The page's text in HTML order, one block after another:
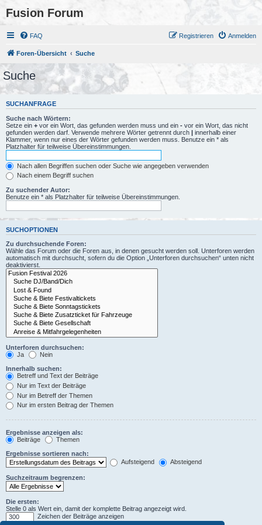
Fusion Forum
FAQ Anmelden
Registrieren
Foren-Übersicht Suche
Suche
SUCHANFRAGE
Suche nach Wörtern:
Setze ein + vor ein Wort, das gefunden werden muss und ein - vor ein Wort, das nicht
gefunden werden darf. Verwende mehrere Wörter getrennt durch | innerhalb einer
Klammer, wenn nur eines der Wörter gefunden werden muss. Benutze ein * als
Platzhalter für teilweise Übereinstimmungen.
Nach allen Begriffen suchen oder Suche wie angegeben verwenden
Nach einem Begriff suchen
Zu suchender Autor:
Benutze ein * als Platzhalter für teilweise Übereinstimmungen.
SUCHOPTIONEN
Zu durchsuchende Foren:
Wähle das Forum oder die Foren aus, in denen gesucht werden soll. Unterforen werden
automatisch mit durchsucht, sofern du die Option „Unterforen durchsuchen“ unten nicht
deaktivierst.
Unterforen durchsuchen:
Ja
Nein
Innerhalb suchen:
Betreff und Text der Beiträge
Nur im Text der Beiträge
Nur im Betreff der Themen
Nur im ersten Beitrag der Themen
Ergebnisse anzeigen als:
Beiträge
Themen
Ergebnisse sortieren nach:
Aufsteigend
Absteigend
Suchzeitraum begrenzen:
Die ersten:
Stelle 0 als Wert ein, damit der komplette Beitrag angezeigt wird.
Zeichen der Beiträge anzeigen